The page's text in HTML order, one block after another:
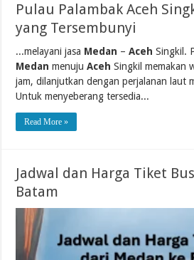
Pulau Palambak Aceh
yang Tersembunyi
...melayani jasa Medan –Aceh Singkil.
Medan menujuAceh Singkil memakan
jam, dilanjutkan dengan perjalanan laut
Untuk menyeberang tersedia...
Read More »
Jadwal dan Harga Tiket
Batam